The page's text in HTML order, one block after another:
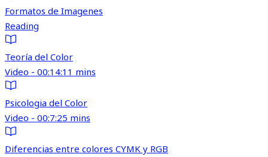
Formatos de Imagenes
Reading
Teoría del Color
Video - 00:14:11 mins
Psicologia del Color
Video - 00:7:25 mins
Diferencias entre colores CYMK y RGB